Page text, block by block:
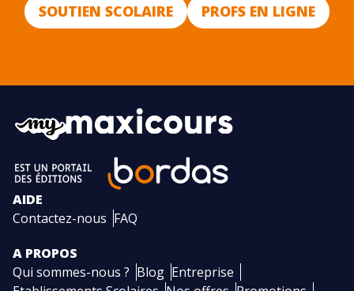
SOUTIEN SCOLAIRE PROFS EN LIGNE
AIDE
Contactez-nous FAQ
A PROPOS
Qui sommes-nous ? Blog Entreprise